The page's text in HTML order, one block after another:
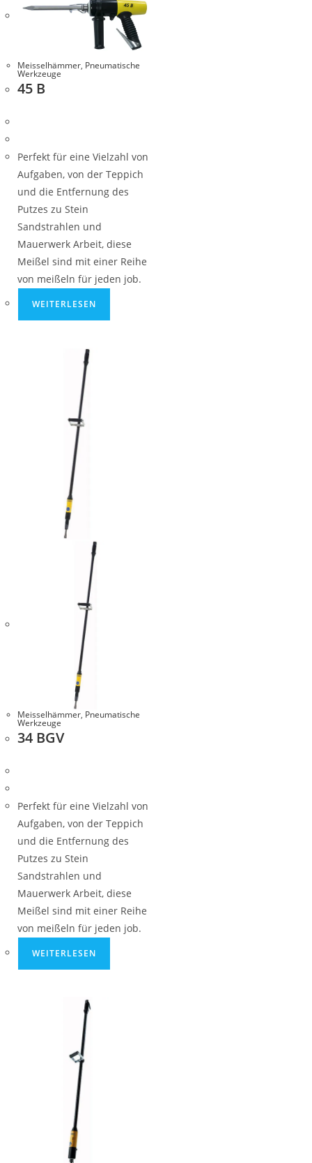
Meisselhämmer, Pneumatische
Werkzeuge
45 B
Perfekt für eine Vielzahl von
Aufgaben, von der Teppich
und die Entfernung des
Putzes zu Stein
Sandstrahlen und
Mauerwerk Arbeit, diese
Meißel sind mit einer Reihe
von meißeln für jeden job.
WEITERLESEN
Meisselhämmer, Pneumatische
Werkzeuge
34 BGV
Perfekt für eine Vielzahl von
Aufgaben, von der Teppich
und die Entfernung des
Putzes zu Stein
Sandstrahlen und
Mauerwerk Arbeit, diese
Meißel sind mit einer Reihe
von meißeln für jeden job.
WEITERLESEN